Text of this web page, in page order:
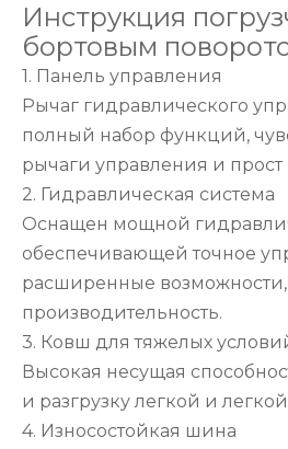
Инструкция
бортовым
1. Панель управления
Рычаг гидравлического
полный набор функций,
рычаги управления и прост
2. Гидравлическая система
Оснащен мощной
обеспечивающей точное
расширенные
производительность.
3. Ковш для тяжелых
Высокая несущая
и разгрузку легкой и
4. Износостойкая шина